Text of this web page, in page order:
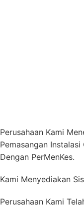
Perusahaan Kami
Pemasangan
Dengan PerMenKes.
Kami Menyediakan
Perusahaan Kami